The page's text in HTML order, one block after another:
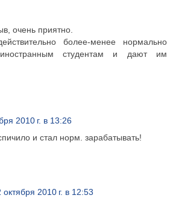
очень приятно.
более-менее нормально
студентам и дают им
2010 г. в 13:26
и стал норм. зарабатывать!
октября 2010 г. в 12:53